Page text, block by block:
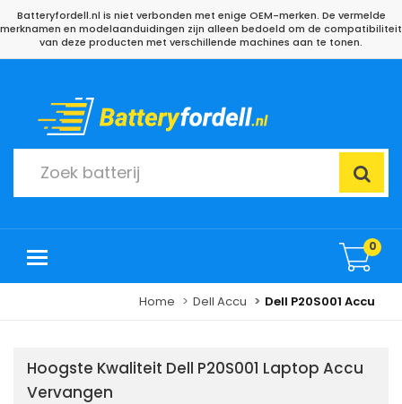
Batteryfordell.nl is niet verbonden met enige OEM-merken. De vermelde
merknamen en modelaanduidingen zijn alleen bedoeld om de compatibiliteit
van deze producten met verschillende machines aan te tonen.
0
Home Dell Accu Dell P20S001 Accu
Hoogste Kwaliteit Dell P20S001 Laptop Accu
Vervangen